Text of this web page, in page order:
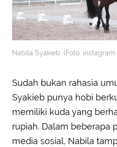
Nabila Syakieb. (Foto:
Sudah bukan rahasia
Syakieb punya hobi
memiliki kuda yang
rupiah. Dalam beberapa
media sosial, Nabila